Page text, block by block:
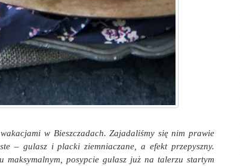
w Bieszczadach. Zajadaliśmy się nim prawie
– gulasz i placki ziemniaczane, a efekt przepyszny.
maksymalnym, posypcie gulasz już na talerzu startym